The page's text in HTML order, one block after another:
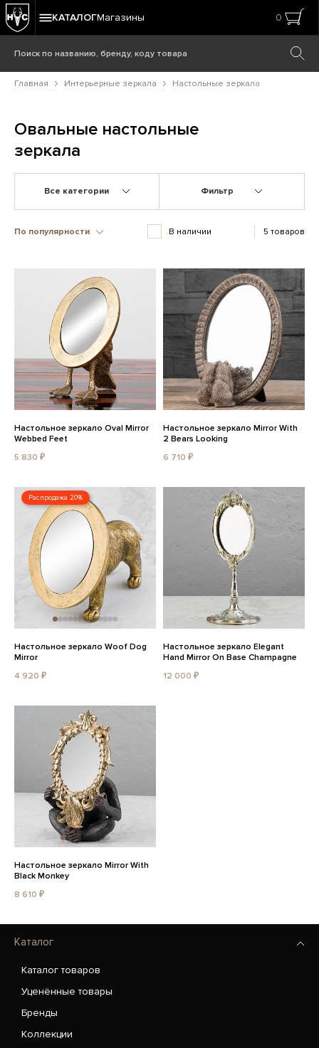
КАТАЛОГМагазины 0
Главная Интерьерные зеркала Настольные зеркала
Овальные настольные
зеркала
Все категории Фильтр
По популярности В наличии 5 товаров
Настольное зеркало Oval Mirror
Webbed Feet
5 830 ₽
Настольное зеркало Mirror With
2 Bears Looking
6 710 ₽
Распродажа 20%
Настольное зеркало Woof Dog
Mirror
4 920 ₽
Настольное зеркало Elegant
Hand Mirror On Base Champagne
12 000 ₽
Настольное зеркало Mirror With
Black Monkey
8 610 ₽
Каталог
Каталог товаров
Уценённые товары
Бренды
Коллекции